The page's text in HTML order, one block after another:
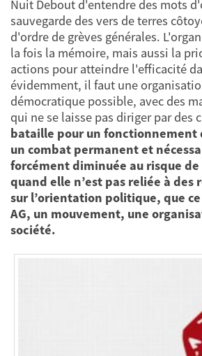
Nuit Debout d'entendre des mots
sauvegarde des vers de terres
d'ordre de grèves générales.
la fois la mémoire, mais aussi la
actions pour atteindre l'efficacité
évidemment, il faut une
démocratique possible, avec des
qui ne se laisse pas diriger par des
bataille pour un fonctionnement
un combat permanent et
forcément diminuée au risque
quand elle n’est pas reliée à des
sur l’orientation politique, que
AG, un mouvement, une
société.